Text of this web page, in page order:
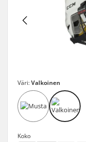
Väri:Valkoinen
Koko